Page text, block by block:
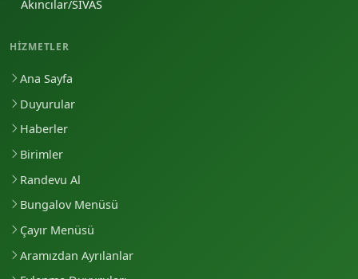
Akıncılar/SİVAS
HIZMETLER
Ana Sayfa
Duyurular
Haberler
Birimler
Randevu Al
Bungalov Menüsü
Çayır Menüsü
Aramızdan Ayrılanlar